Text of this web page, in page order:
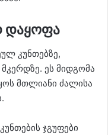
დაყოფა
კუნთებზე,
ეს მიდგომა
მთლიანი ძალისა
ჯგუფები